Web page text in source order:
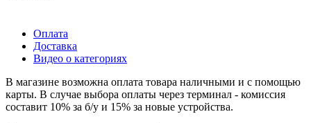
Оплата
Доставка
Видео о категориях
В магазине возможна оплата товара наличными и с помощью
карты. В случае выбора оплаты через терминал - комиссия
составит 10% за б/у и 15% за новые устройства.